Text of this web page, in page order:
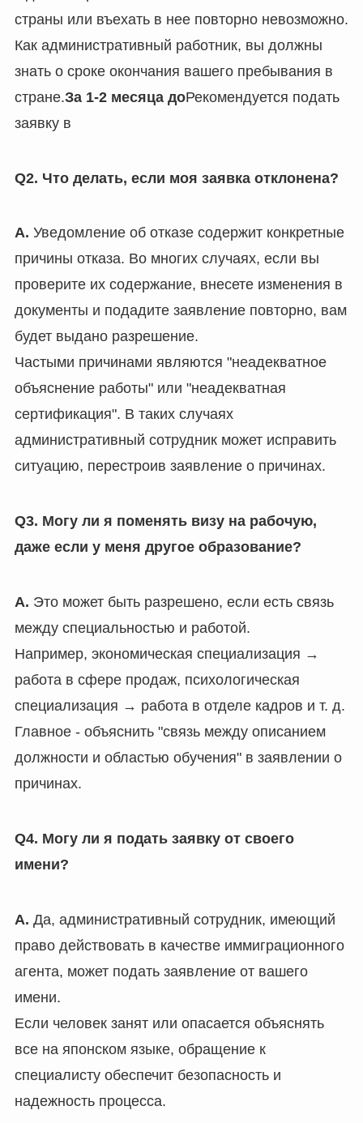
страны или въехать в нее повторно невозможно.
Как административный работник, вы должны
знать о сроке окончания вашего пребывания в
стране.За 1-2 месяца доРекомендуется подать
заявку в
Q2. Что делать, если моя заявка отклонена?
A. Уведомление об отказе содержит конкретные
причины отказа. Во многих случаях, если вы
проверите их содержание, внесете изменения в
документы и подадите заявление повторно, вам
будет выдано разрешение.
Частыми причинами являются "неадекватное
объяснение работы" или "неадекватная
сертификация". В таких случаях
административный сотрудник может исправить
ситуацию, перестроив заявление о причинах.
Q3. Могу ли я поменять визу на рабочую,
даже если у меня другое образование?
A. Это может быть разрешено, если есть связь
между специальностью и работой.
Например, экономическая специализация →
работа в сфере продаж, психологическая
специализация → работа в отделе кадров и т. д.
Главное - объяснить "связь между описанием
должности и областью обучения" в заявлении о
причинах.
Q4. Могу ли я подать заявку от своего
имени?
A. Да, административный сотрудник, имеющий
право действовать в качестве иммиграционного
агента, может подать заявление от вашего
имени.
Если человек занят или опасается объяснять
все на японском языке, обращение к
специалисту обеспечит безопасность и
надежность процесса.